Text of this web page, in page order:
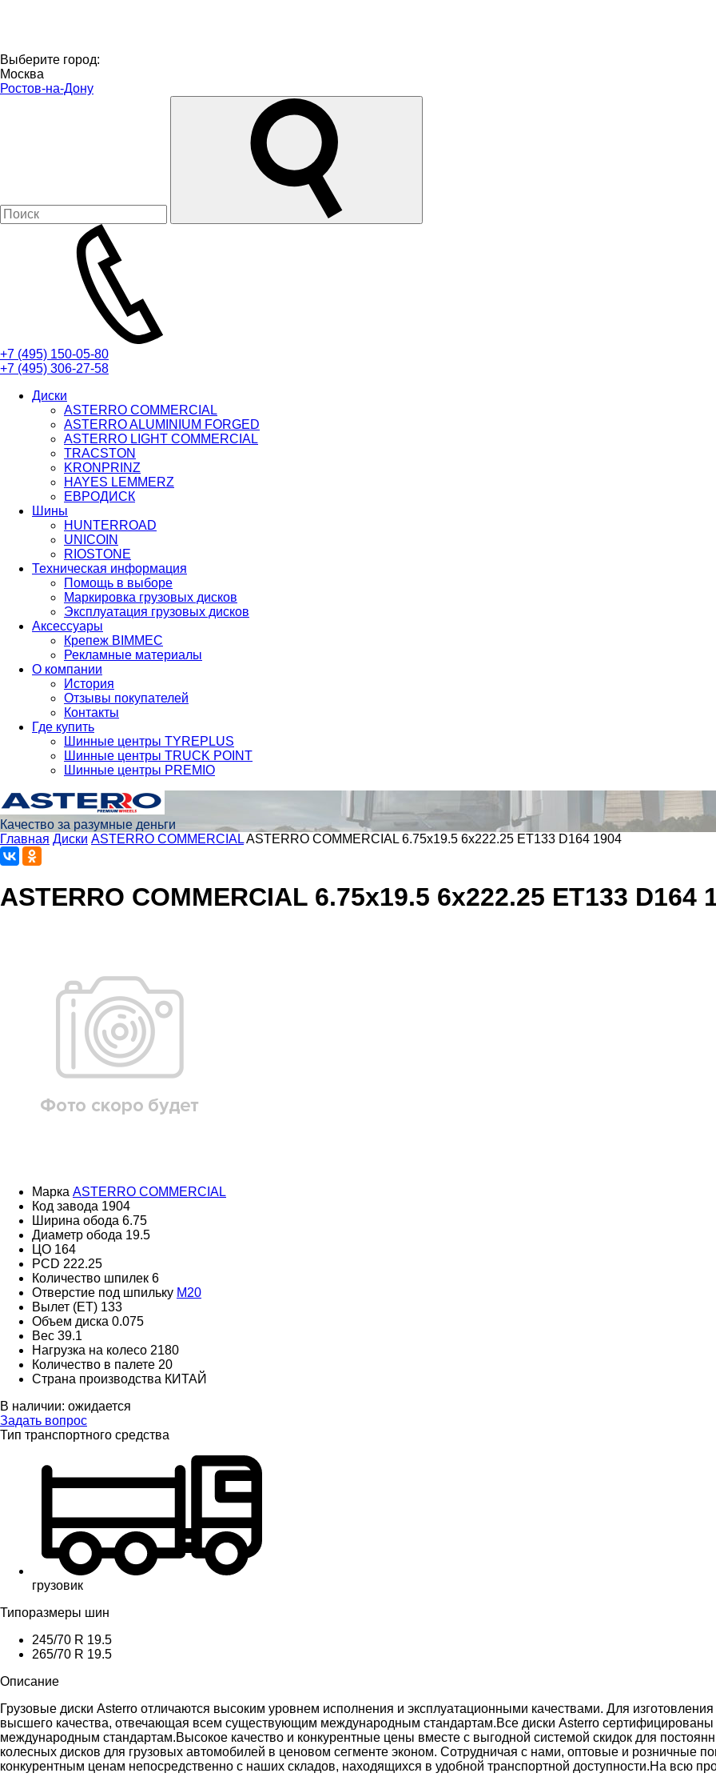
Выберите город:
Москва
Ростов-на-Дону
+7 (495) 150-05-80
+7 (495) 306-27-58
Диски
ASTERRO COMMERCIAL
ASTERRO ALUMINIUM FORGED
ASTERRO LIGHT COMMERCIAL
TRACSTON
KRONPRINZ
HAYES LEMMERZ
ЕВРОДИСК
Шины
HUNTERROAD​​​​​​​
UNICOIN
RIOSTONE
Техническая информация
Помощь в выборе
Маркировка грузовых дисков
Эксплуатация грузовых дисков
Аксессуары
Крепеж BIMMEC
Рекламные материалы
О компании
История
Отзывы покупателей
Контакты
Где купить
Шинные центры TYREPLUS
Шинные центры TRUCK POINT
Шинные центры PREMIO
Качество за разумные деньги
Главная Диски ASTERRO COMMERCIALASTERRO COMMERCIAL 6.75x19.5 6x222.25 ET133 D164 1904
ASTERRO COMMERCIAL 6.75x19.5 6x222.25 ET133 D164
Марка ASTERRO COMMERCIAL
Код завода 1904
Ширина обода 6.75
Диаметр обода 19.5
ЦО 164
PCD 222.25
Количество шпилек 6
Отверстие под шпильку M20
Вылет (ET) 133
Объем диска 0.075
Вес 39.1
Нагрузка на колесо 2180
Количество в палете 20
Страна производства КИТАЙ
В наличии: ожидается
Задать вопрос
Тип транспортного средства
грузовик
Типоразмеры шин
245/70 R 19.5
265/70 R 19.5
Описание
Грузовые диски Asterro отличаются высоким уровнем исполнения и эксплуатационными качествами. Для изготовления
высшего качества, отвечающая всем существующим международным стандартам.Все диски Asterro
международным стандартам.Высокое качество и конкурентные цены вместе с выгодной системой скидок для
колесных дисков для грузовых автомобилей в ценовом сегменте эконом. Сотрудничая с нами, оптовые и розничные
конкурентным ценам непосредственно с наших складов, находящихся в удобной транспортной доступности.На всю